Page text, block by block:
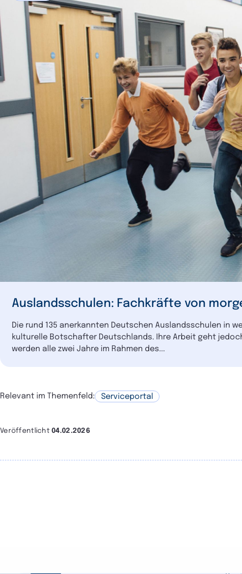
Auslandsschulen: Fachkräfte von
Die rund 135 anerkannten Deutschen Auslandsschulen in
kulturelle Botschafter Deutschlands. Ihre Arbeit geht
werden alle zwei Jahre im Rahmen des...
Relevant im Themenfeld: Serviceportal
Veröffentlicht04.02.2026